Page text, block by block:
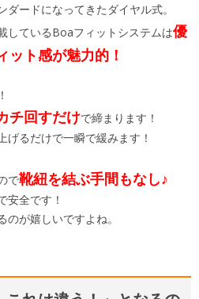
ードになってきたダイヤル式。
しているBoaフィットシステムは優
ット感が魅力的！
チ回すだけで締まります！
るだけで一瞬で緩みます！
で靴紐を結ぶ手間もなし♪
安全です！
が嬉しいですよね。